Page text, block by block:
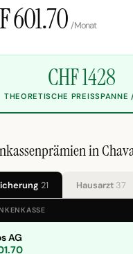
601.70 /Monat
CHF 1428
THEORETISCHE PREISSPANNE
in
21 Hausarzt 37
AG